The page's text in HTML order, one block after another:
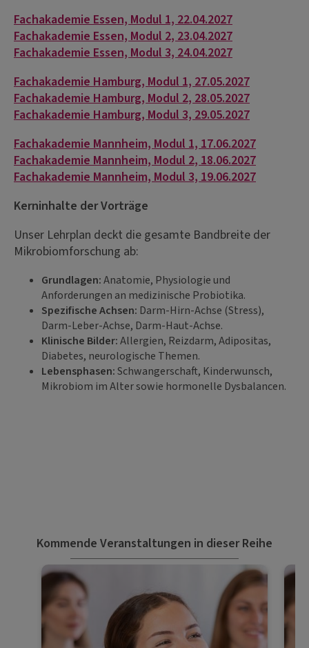
Fachakademie Essen, Modul 1, 22.04.2027
Fachakademie Essen, Modul 2, 23.04.2027
Fachakademie Essen, Modul 3, 24.04.2027
Fachakademie Hamburg, Modul 1, 27.05.2027
Fachakademie Hamburg, Modul 2, 28.05.2027
Fachakademie Hamburg, Modul 3, 29.05.2027
Fachakademie Mannheim, Modul 1, 17.06.2027
Fachakademie Mannheim, Modul 2, 18.06.2027
Fachakademie Mannheim, Modul 3, 19.06.2027
Kerninhalte der Vorträge
Unser Lehrplan deckt die gesamte Bandbreite der
Mikrobiomforschung ab:
Grundlagen:Anatomie, Physiologie und
Anforderungen an medizinische Probiotika.
Spezifische Achsen: Darm-Hirn-Achse (Stress),
Darm-Leber-Achse, Darm-Haut-Achse.
Klinische Bilder:Allergien, Reizdarm, Adipositas,
Diabetes, neurologische Themen.
Lebensphasen:Schwangerschaft, Kinderwunsch,
Mikrobiom im Alter sowie hormonelle Dysbalancen.
Kommende Veranstaltungen in dieser Reihe